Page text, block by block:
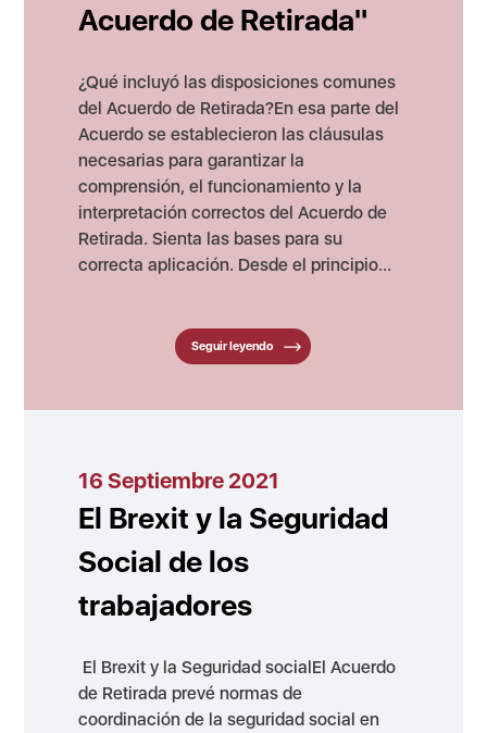
Acuerdo de Retirada"
¿Qué incluyó las disposiciones comunes
del Acuerdo de Retirada?En esa parte del
Acuerdo se establecieron las cláusulas
necesarias para garantizar la
comprensión, el funcionamiento y la
interpretación correctos del Acuerdo de
Retirada. Sienta las bases para su
correcta aplicación. Desde el principio...
Seguir leyendo
16 Septiembre 2021
El Brexit y la Seguridad
Social de los
trabajadores
El Brexit y la Seguridad socialEl Acuerdo
de Retirada prevé normas de
coordinación de la seguridad social en